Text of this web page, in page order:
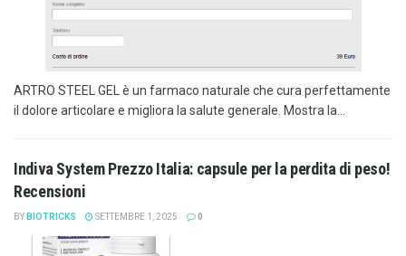
ARTRO STEEL GEL è un farmaco naturale che cura perfettamente
il dolore articolare e migliora la salute generale. Mostra la...
Indiva System Prezzo Italia: capsule per la perdita di peso!
Recensioni
BY BIOTRICKS SETTEMBRE 1, 2025 0